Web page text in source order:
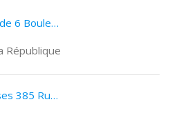
BNP Paribas Saint-Claude 6 Boulevard de La République
République
BNP Paribas Les Rousses 385 Rue Pasteur